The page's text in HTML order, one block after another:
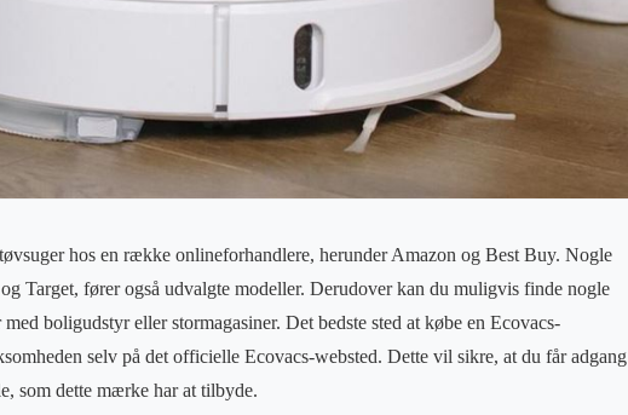
hos en række onlineforhandlere, herunder Amazon og Best Buy. Nogle
Target, fører også udvalgte modeller. Derudover kan du muligvis finde nogle
boligudstyr eller stormagasiner. Det bedste sted at købe en Ecovacs-
selv på det officielle Ecovacs-websted. Dette vil sikre, at du får adgang
som dette mærke har at tilbyde.